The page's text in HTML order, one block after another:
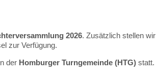
2026. Zusätzlich stellen wir
zur Verfügung.
der Homburger Turngemeinde (HTG)statt.